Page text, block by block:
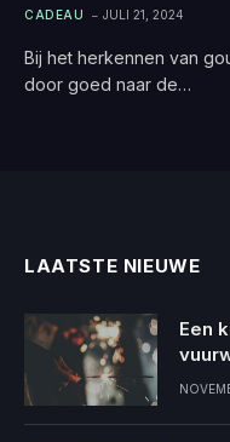
CADEAU JULI 21, 2024
Bij het herkennen van
door goed naar de…
LAATSTE NIEUWE
Een